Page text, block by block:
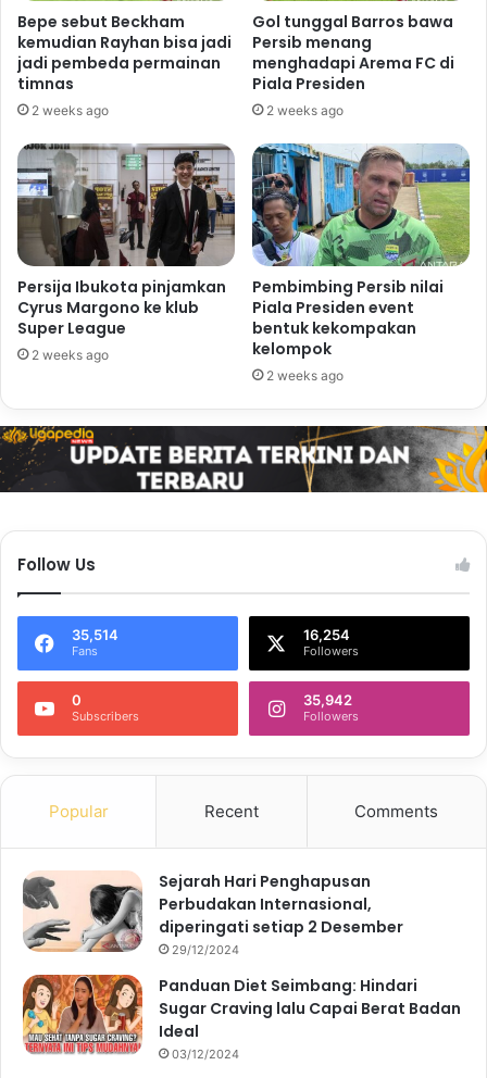
Bepe sebut Beckham
kemudian Rayhan bisa jadi
jadi pembeda permainan
timnas
2 weeks ago
Gol tunggal Barros bawa
Persib menang
menghadapi Arema FC di
Piala Presiden
2 weeks ago
Persija Ibukota pinjamkan
Cyrus Margono ke klub
Super League
2 weeks ago
Pembimbing Persib nilai
Piala Presiden event
bentuk kekompakan
kelompok
2 weeks ago
Follow Us
35,514
Fans
16,254
Followers
0
Subscribers
35,942
Followers
Popular Recent Comments
Sejarah Hari Penghapusan
Perbudakan Internasional,
diperingati setiap 2 Desember
29/12/2024
Panduan Diet Seimbang: Hindari
Sugar Craving lalu Capai Berat Badan
Ideal
03/12/2024